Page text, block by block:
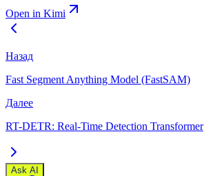
Open in Kimi
Назад
Fast Segment Anything Model (FastSAM)
Далее
RT-DETR: Real-Time Detection Transformer
Ask AI